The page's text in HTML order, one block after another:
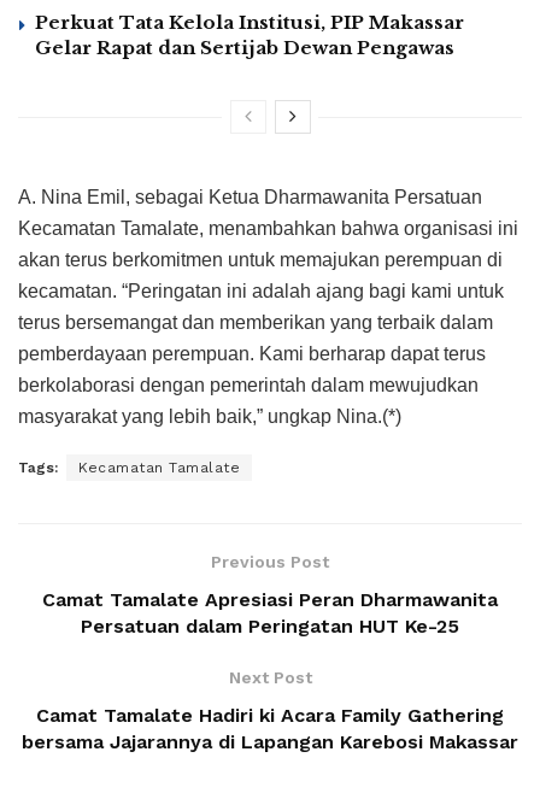
Perkuat Tata Kelola Institusi, PIP Makassar
Gelar Rapat dan Sertijab Dewan Pengawas
A. Nina Emil, sebagai Ketua Dharmawanita Persatuan
Kecamatan Tamalate, menambahkan bahwa organisasi ini
akan terus berkomitmen untuk memajukan perempuan di
kecamatan. “Peringatan ini adalah ajang bagi kami untuk
terus bersemangat dan memberikan yang terbaik dalam
pemberdayaan perempuan. Kami berharap dapat terus
berkolaborasi dengan pemerintah dalam mewujudkan
masyarakat yang lebih baik,” ungkap Nina.(*)
Tags: Kecamatan Tamalate
Previous Post
Camat Tamalate Apresiasi Peran Dharmawanita
Persatuan dalam Peringatan HUT Ke-25
Next Post
Camat Tamalate Hadiri ki Acara Family Gathering
bersama Jajarannya di Lapangan Karebosi Makassar